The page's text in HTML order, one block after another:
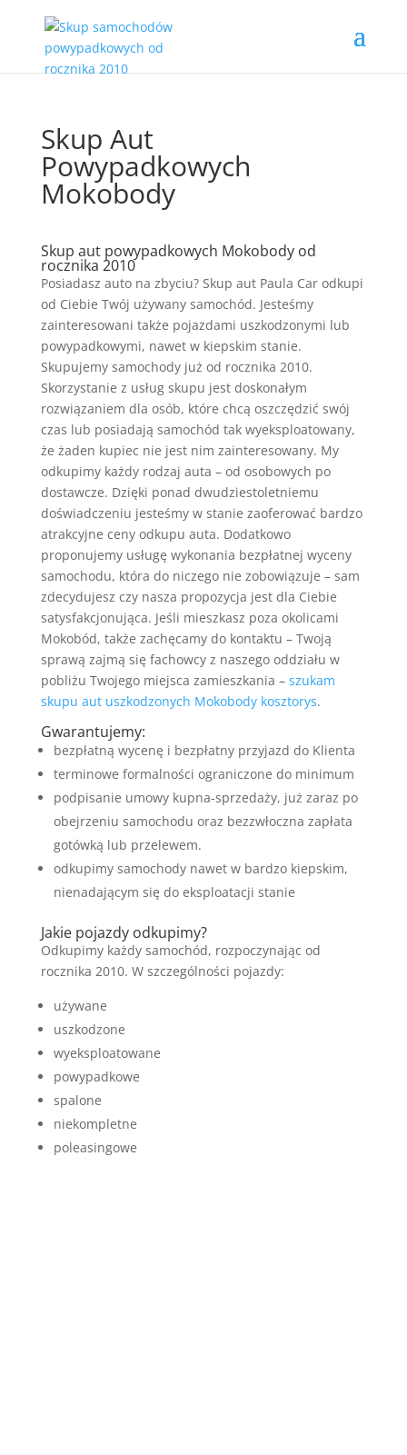
Skup Aut
Powypadkowych
Mokobody
Skup aut powypadkowych Mokobody od
rocznika 2010
Posiadasz auto na zbyciu? Skup aut Paula Car odkupi
od Ciebie Twój używany samochód. Jesteśmy
zainteresowani także pojazdami uszkodzonymi lub
powypadkowymi, nawet w kiepskim stanie.
Skupujemy samochody już od rocznika 2010.
Skorzystanie z usług skupu jest doskonałym
rozwiązaniem dla osób, które chcą oszczędzić swój
czas lub posiadają samochód tak wyeksploatowany,
że żaden kupiec nie jest nim zainteresowany. My
odkupimy każdy rodzaj auta – od osobowych po
dostawcze. Dzięki ponad dwudziestoletniemu
doświadczeniu jesteśmy w stanie zaoferować bardzo
atrakcyjne ceny odkupu auta. Dodatkowo
proponujemy usługę wykonania bezpłatnej wyceny
samochodu, która do niczego nie zobowiązuje – sam
zdecydujesz czy nasza propozycja jest dla Ciebie
satysfakcjonująca. Jeśli mieszkasz poza okolicami
Mokobód, także zachęcamy do kontaktu – Twoją
sprawą zajmą się fachowcy z naszego oddziału w
pobliżu Twojego miejsca zamieszkania – szukam
skupu aut uszkodzonych Mokobody kosztorys.
Gwarantujemy:
bezpłatną wycenę i bezpłatny przyjazd do Klienta
terminowe formalności ograniczone do minimum
podpisanie umowy kupna-sprzedaży, już zaraz po
obejrzeniu samochodu oraz bezzwłoczna zapłata
gotówką lub przelewem.
odkupimy samochody nawet w bardzo kiepskim,
nienadającym się do eksploatacji stanie
Jakie pojazdy odkupimy?
Odkupimy każdy samochód, rozpoczynając od
rocznika 2010. W szczególności pojazdy:
używane
uszkodzone
wyeksploatowane
powypadkowe
spalone
niekompletne
poleasingowe